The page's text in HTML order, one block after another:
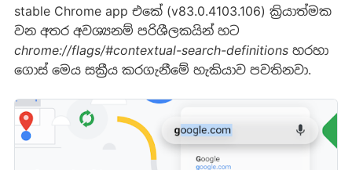
stable Chrome app එකේ (v83.0.4103.106) ක්‍රියාත්මක
වන අතර අවශ්‍යනම් පරිශීලකයින් හට
chrome://flags/#contextual-search-definitionsහරහා
ගොස් මෙය සක්‍රීය කරගැනීමේ හැකියාව පවතිනවා.